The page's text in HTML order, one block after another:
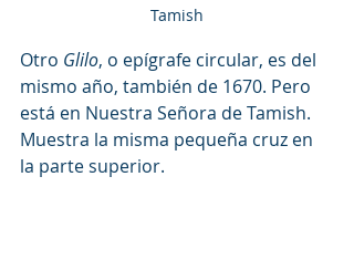
Tamish
Otro Glilo, o epígrafe circular, es del
mismo año, también de 1670. Pero
está en Nuestra Señora de Tamish.
Muestra la misma pequeña cruz en
la parte superior.